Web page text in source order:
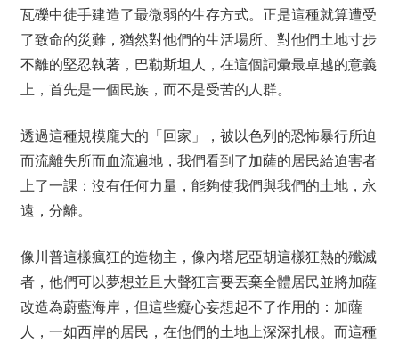
瓦礫中徒手建造了最微弱的生存方式。正是這種就算遭受
了致命的災難，猶然對他們的生活場所、對他們土地寸步
不離的堅忍執著，巴勒斯坦人，在這個詞彙最卓越的意義
上，首先是一個民族，而不是受苦的人群。
透過這種規模龐大的「回家」，被以色列的恐怖暴行所迫
而流離失所而血流遍地，我們看到了加薩的居民給迫害者
上了一課：沒有任何力量，能夠使我們與我們的土地，永
遠，分離。
像川普這樣瘋狂的造物主，像內塔尼亞胡這樣狂熱的殲滅
者，他們可以夢想並且大聲狂言要丟棄全體居民並將加薩
改造為蔚藍海岸，但這些癡心妄想起不了作用的：加薩
人，一如西岸的居民，在他們的土地上深深扎根。而這種